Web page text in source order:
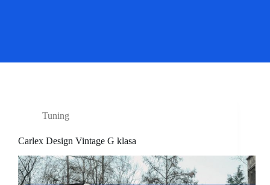
Tuning
Carlex Design Vintage G klasa